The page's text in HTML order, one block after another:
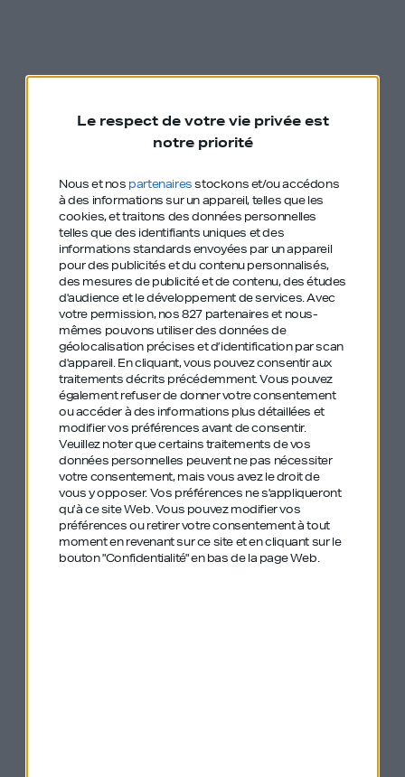
Le respect de votre vie privée est
notre priorité
Nous et nos partenairesstockons et/ou accédons
à des informations sur un appareil, telles que les
cookies, et traitons des données personnelles
telles que des identifiants uniques et des
informations standards envoyées par un appareil
pour des publicités et du contenu personnalisés,
des mesures de publicité et de contenu, des études
d'audience et le développement de services.Avec
votre permission, nos 827 partenaires et nous-
mêmes pouvons utiliser des données de
géolocalisation précises et d’identification par scan
d'appareil. En cliquant, vous pouvez consentir aux
traitements décrits précédemment. Vous pouvez
également refuser de donner votre consentement
ou accéder à des informations plus détaillées et
modifier vos préférences avant de consentir.
Veuillez noter que certains traitements de vos
données personnelles peuvent ne pas nécessiter
votre consentement, mais vous avez le droit de
vous y opposer. Vos préférences ne s'appliqueront
qu’à ce site Web. Vous pouvez modifier vos
préférences ou retirer votre consentement à tout
moment en revenant sur ce site et en cliquant sur le
bouton "Confidentialité" en bas de la page Web.
Le podcast Génération Do It Yourself, en intégralité
sur Apple Podcast
Le podcast Génération Do It Yourself, en intégralié
sur Spotify